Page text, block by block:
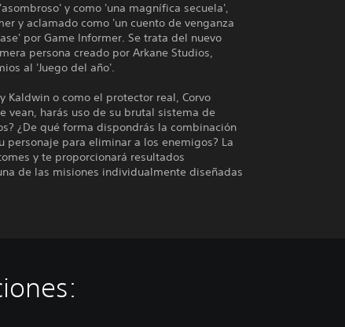
y como 'una magnífica secuela',
y aclamado como 'un cuento de venganza
por Game Informer. Se trata del nuevo
persona creado por Arkane Studios,
al 'Juego del año'.
Kaldwin o como el protector real, Corvo
vean, harás uso de su brutal sistema de
¿De qué forma dispondrás la combinación
para eliminar a los enemigos? La
y te proporcionará resultados
de las misiones individualmente diseñadas